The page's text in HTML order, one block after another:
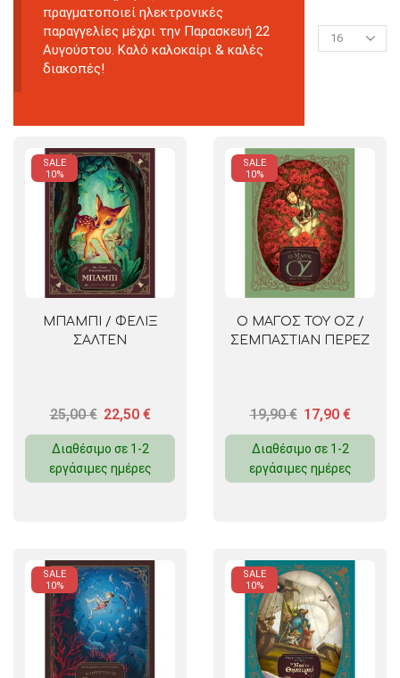
πραγματοποιεί ηλεκτρονικές
παραγγελίες μέχρι την Παρασκευή 22
Αυγούστου. Καλό καλοκαίρι & καλές
διακοπές!
SALE
10%
ΜΠΑΜΠΙ / ΦΕΛΙΞ
ΣΑΛΤΕΝ
25,00€ 22,50 €
Διαθέσιμο σε 1-2
εργάσιμες ημέρες
SALE
10%
Ο ΜΑΓΟΣ ΤΟΥ ΟΖ /
ΣΕΜΠΑΣΤΙΑΝ ΠΕΡΕΖ
19,90€ 17,90 €
Διαθέσιμο σε 1-2
εργάσιμες ημέρες
SALE
10%
SALE
10%